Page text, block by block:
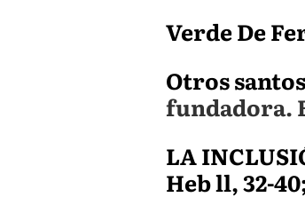
Verde De
Otros
fundadora.
LA
Heb ll, 32-